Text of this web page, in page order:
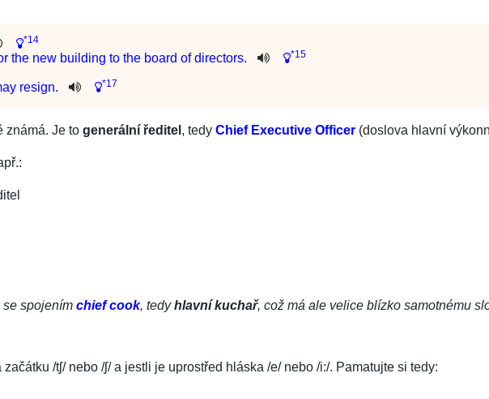
*14
the new building to the board of directors. *15
resign. *17
známá. Je to generální ředitel , tedy Chief Executive Officer (doslova hlavní
se spojením chief cook, tedyhlavní kuchař, což má ale velice blízko samotnému
začátku /tʃ/nebo /ʃ/a jestli je uprostřed hláska /e/nebo /i:/. Pamatujte si tedy: